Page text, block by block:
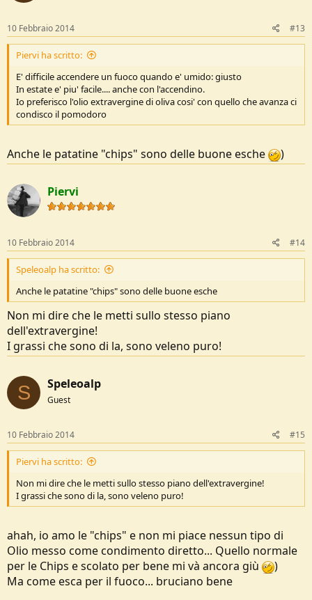
10 Febbraio 2014 #13
Piervi ha scritto:
E' difficile accendere un fuoco quando e' umido: giusto
In estate e' piu' facile.... anche con l'accendino.
Io preferisco l'olio extravergine di oliva cosi' con quello che avanza ci
condisco il pomodoro
Anche le patatine "chips" sono delle buone esche )
Piervi
10 Febbraio 2014 #14
Speleoalp ha scritto:
Anche le patatine "chips" sono delle buone esche
Non mi dire che le metti sullo stesso piano
dell'extravergine!
I grassi che sono di la, sono veleno puro!
S Speleoalp
Guest
10 Febbraio 2014 #15
Piervi ha scritto:
Non mi dire che le metti sullo stesso piano dell'extravergine!
I grassi che sono di la, sono veleno puro!
ahah, io amo le "chips" e non mi piace nessun tipo di
Olio messo come condimento diretto... Quello normale
per le Chips e scolato per bene mi và ancora giù
)
Ma come esca per il fuoco... bruciano bene